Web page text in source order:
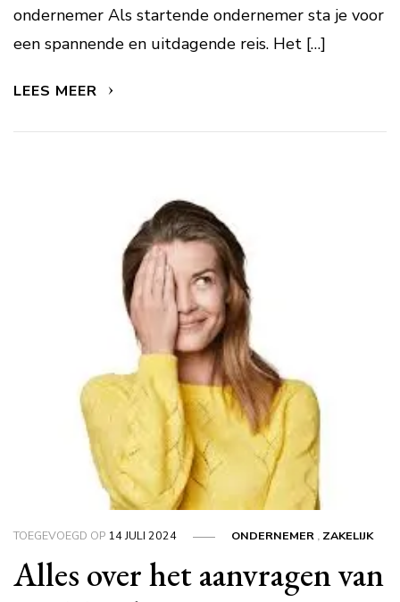
ondernemer Als startende ondernemer sta je voor
een spannende en uitdagende reis. Het […]
LEES MEER
TOEGEVOEGD OP 14 JULI 2024 ONDERNEMER , ZAKELIJK
Alles over het aanvragen van